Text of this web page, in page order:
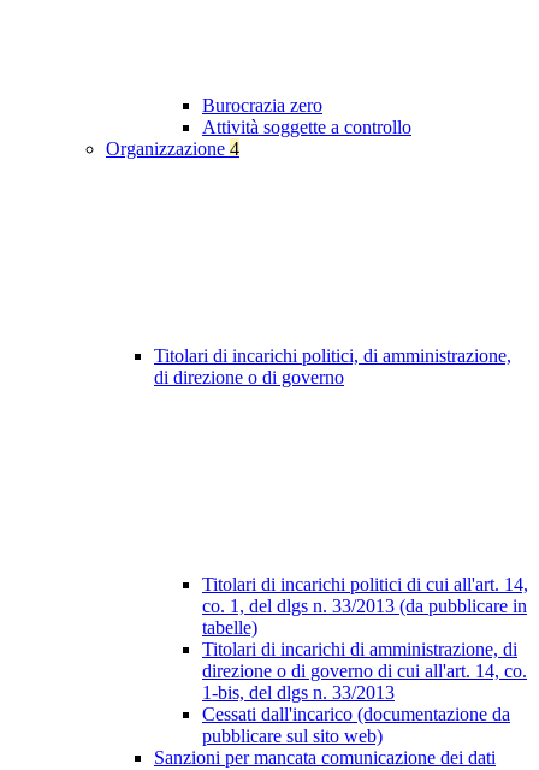
Burocrazia zero
Attività soggette a controllo
Organizzazione 4
Titolari di incarichi politici, di amministrazione,
di direzione o di governo
Titolari di incarichi politici di cui all'art. 14,
co. 1, del dlgs n. 33/2013 (da pubblicare in
tabelle)
Titolari di incarichi di amministrazione, di
direzione o di governo di cui all'art. 14, co.
1-bis, del dlgs n. 33/2013
Cessati dall'incarico (documentazione da
pubblicare sul sito web)
Sanzioni per mancata comunicazione dei dati